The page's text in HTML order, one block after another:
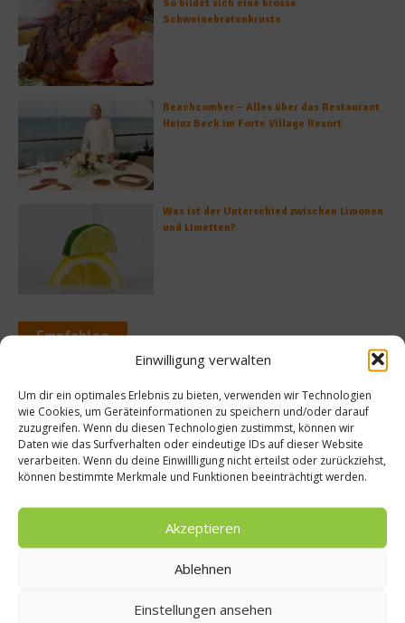
Einwilligung verwalten
Um dir ein optimales Erlebnis zu bieten, verwenden wir Technologien
wie Cookies, um Geräteinformationen zu speichern und/oder darauf
zuzugreifen. Wenn du diesen Technologien zustimmst, können wir
Daten wie das Surfverhalten oder eindeutige IDs auf dieser Website
verarbeiten. Wenn du deine Einwillligung nicht erteilst oder zurückziehst,
können bestimmte Merkmale und Funktionen beeinträchtigt werden.
Akzeptieren
Ablehnen
Einstellungen ansehen
So bildet sich eine krosse
Schweinebratenkruste
Beachcomber – Alles über das Restaurant
Heinz Beck im Forte Village Resort
Was ist der Unterschied zwischen Limonen
und Limetten?
Empfohlen
News
KOCHEN! um
NoMad –